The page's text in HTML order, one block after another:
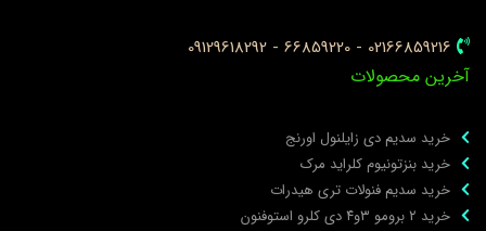
02166859216 - 66859220 - 09129618292
محصولات
خرید سدیم دی زایلنول اورنج
خرید بنزتونیوم کلراید مرک
خرید سدیم فنولات تری هیدرات
خرید ۲ برومو ۳و۴ دی‌ کلرو استوفنون